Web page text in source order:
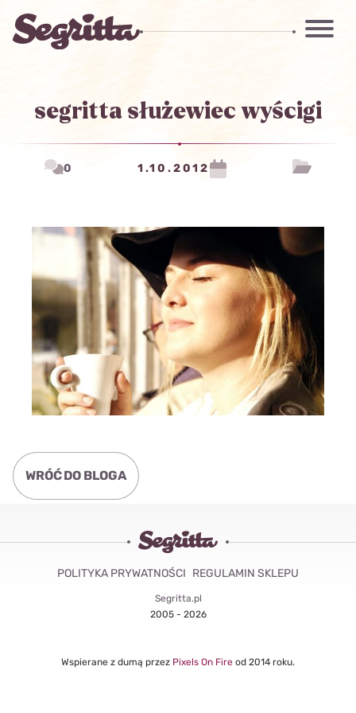
segritta służewiec wyścigi
0 1.10.2012
WRÓĆ DO BLOGA
Segritta.pl
2005 - 2026
POLITYKA PRYWATNOŚCI REGULAMIN SKLEPU
Wspierane z dumą przez Pixels On Fire od 2014 roku.